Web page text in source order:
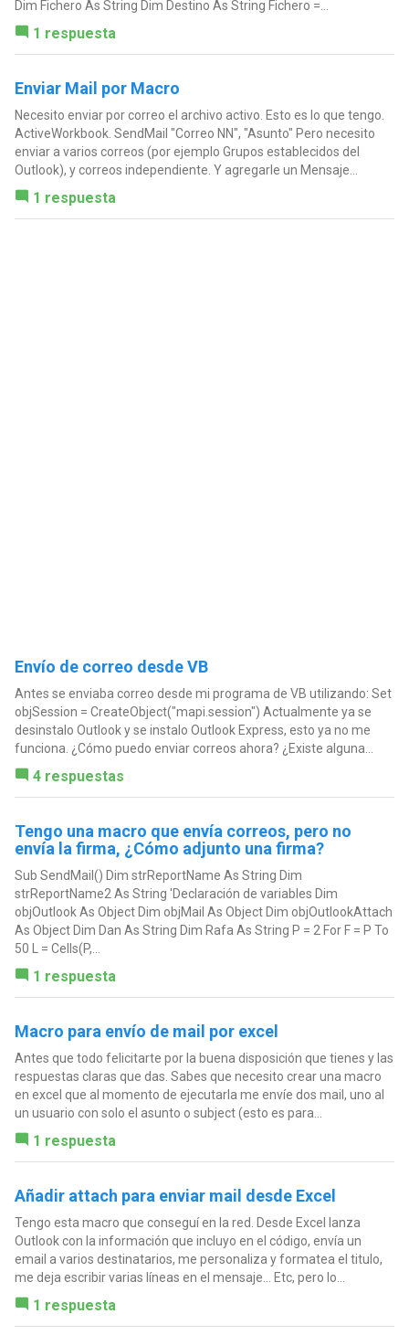
Dim Fichero As String Dim Destino As String Fichero =...
1 respuesta
Enviar Mail por Macro
Necesito enviar por correo el archivo activo. Esto es lo que tengo.
ActiveWorkbook. SendMail "Correo NN", "Asunto" Pero necesito
enviar a varios correos (por ejemplo Grupos establecidos del
Outlook), y correos independiente. Y agregarle un Mensaje...
1 respuesta
Envío de correo desde VB
Antes se enviaba correo desde mi programa de VB utilizando: Set
objSession = CreateObject("mapi.session") Actualmente ya se
desinstalo Outlook y se instalo Outlook Express, esto ya no me
funciona. ¿Cómo puedo enviar correos ahora? ¿Existe alguna...
4 respuestas
Tengo una macro que envía correos, pero no
envía la firma, ¿Cómo adjunto una firma?
Sub SendMail() Dim strReportName As String Dim
strReportName2 As String 'Declaración de variables Dim
objOutlook As Object Dim objMail As Object Dim objOutlookAttach
As Object Dim Dan As String Dim Rafa As String P = 2 For F = P To
50 L = Cells(P,...
1 respuesta
Macro para envío de mail por excel
Antes que todo felicitarte por la buena disposición que tienes y las
respuestas claras que das. Sabes que necesito crear una macro
en excel que al momento de ejecutarla me envíe dos mail, uno al
un usuario con solo el asunto o subject (esto es para...
1 respuesta
Añadir attach para enviar mail desde Excel
Tengo esta macro que conseguí en la red. Desde Excel lanza
Outlook con la información que incluyo en el código, envía un
email a varios destinatarios, me personaliza y formatea el titulo,
me deja escribir varias líneas en el mensaje... Etc, pero lo...
1 respuesta